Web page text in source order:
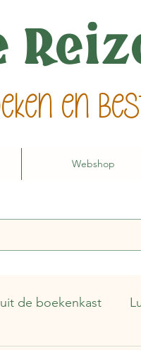
en
Webshop
de boekenkast